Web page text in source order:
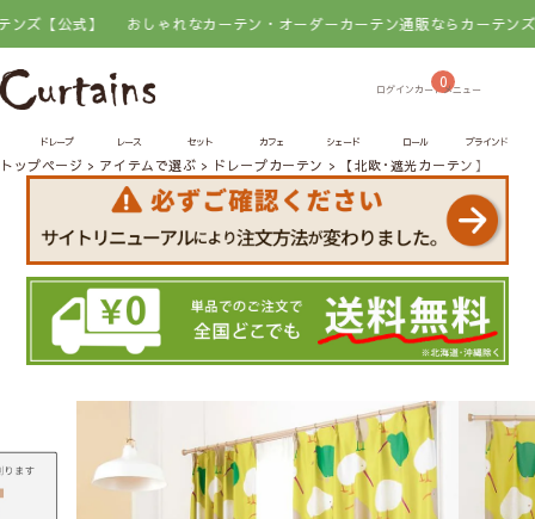
】 おしゃれなカーテン・オーダーカーテン通販ならカーテンズ【公式】
0
ドレープ レース セット カフェ シェード ロール ブラインド
トップページ アイテムで選ぶ ドレープカーテン 【北欧･遮光カーテン】テク